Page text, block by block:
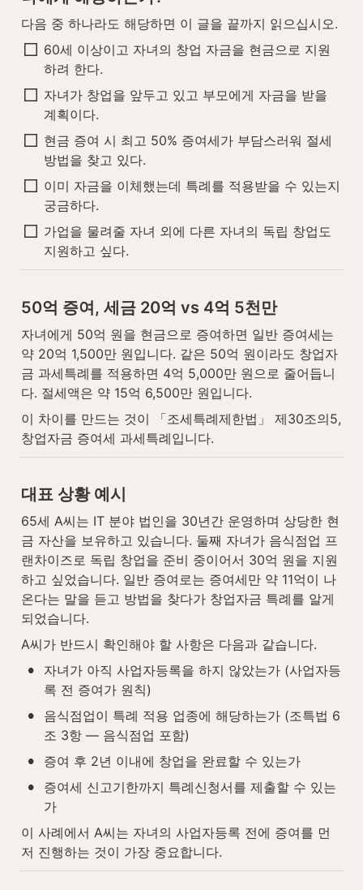
다음 중 하나라도 해당하면 이 글을 끝까지 읽으십시오.
60세 이상이고 자녀의 창업 자금을 현금으로 지원
하려 한다.
자녀가 창업을 앞두고 있고 부모에게 자금을 받을
계획이다.
현금 증여 시 최고 50% 증여세가 부담스러워 절세
방법을 찾고 있다.
이미 자금을 이체했는데 특례를 적용받을 수 있는지
궁금하다.
가업을 물려줄 자녀 외에 다른 자녀의 독립 창업도
지원하고 싶다.
50억 증여, 세금 20억 vs 4억 5천만
자녀에게 50억 원을 현금으로 증여하면 일반 증여세는
약 20억 1,500만 원입니다. 같은 50억 원이라도 창업자
금 과세특례를 적용하면 4억 5,000만 원으로 줄어듭니
다. 절세액은 약 15억 6,500만 원입니다.
이 차이를 만드는 것이 「조세특례제한법」 제30조의5,
창업자금 증여세 과세특례입니다.
대표 상황 예시
65세 A씨는 IT 분야 법인을 30년간 운영하며 상당한 현
금 자산을 보유하고 있습니다. 둘째 자녀가 음식점업 프
랜차이즈로 독립 창업을 준비 중이어서 30억 원을 지원
하고 싶었습니다. 일반 증여로는 증여세만 약 11억이 나
온다는 말을 듣고 방법을 찾다가 창업자금 특례를 알게
되었습니다.
A씨가 반드시 확인해야 할 사항은 다음과 같습니다.
•
자녀가 아직 사업자등록을 하지 않았는가 (사업자등
록 전 증여가 원칙)
•
음식점업이 특례 적용 업종에 해당하는가 (조특법 6
조 3항 — 음식점업 포함)
• 증여 후 2년 이내에 창업을 완료할 수 있는가
•
증여세 신고기한까지 특례신청서를 제출할 수 있는
가
이 사례에서 A씨는 자녀의 사업자등록 전에 증여를 먼
저 진행하는 것이 가장 중요합니다.